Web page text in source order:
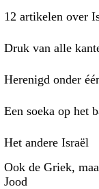
12 artikelen over
Druk van alle
Herenigd onder
Een soeka op het
Het andere Israël
Ook de Griek,
Jood